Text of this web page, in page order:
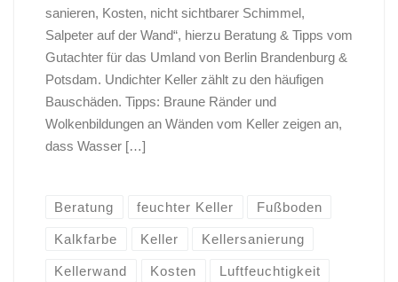
sanieren, Kosten, nicht sichtbarer Schimmel,
Salpeter auf der Wand“, hierzu Beratung & Tipps vom
Gutachter für das Umland von Berlin Brandenburg &
Potsdam. Undichter Keller zählt zu den häufigen
Bauschäden. Tipps: Braune Ränder und
Wolkenbildungen an Wänden vom Keller zeigen an,
dass Wasser […]
Beratung feuchter Keller Fußboden
Kalkfarbe Keller Kellersanierung
Kellerwand Kosten Luftfeuchtigkeit